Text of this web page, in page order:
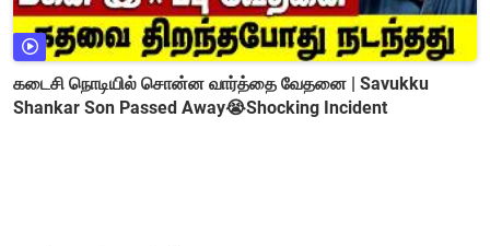
கடைசி நொடியில் சொன்ன வார்த்தை வேதனை | Savukku
Shankar Son Passed Away😭Shocking Incident